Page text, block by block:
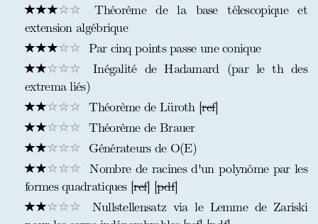
Théorème de la base télescopique et
extension algébrique
Par cinq points passe une conique
Inégalité de Hadamard (par le th des
extrema liés)
Théorème de Lüroth [ref]
Théorème de Brauer
Générateurs de O(E)
Nombre de racines d'un polynôme par les
formes quadratiques [ref] [pdf]
Nullstellensatz via le Lemme de Zariski